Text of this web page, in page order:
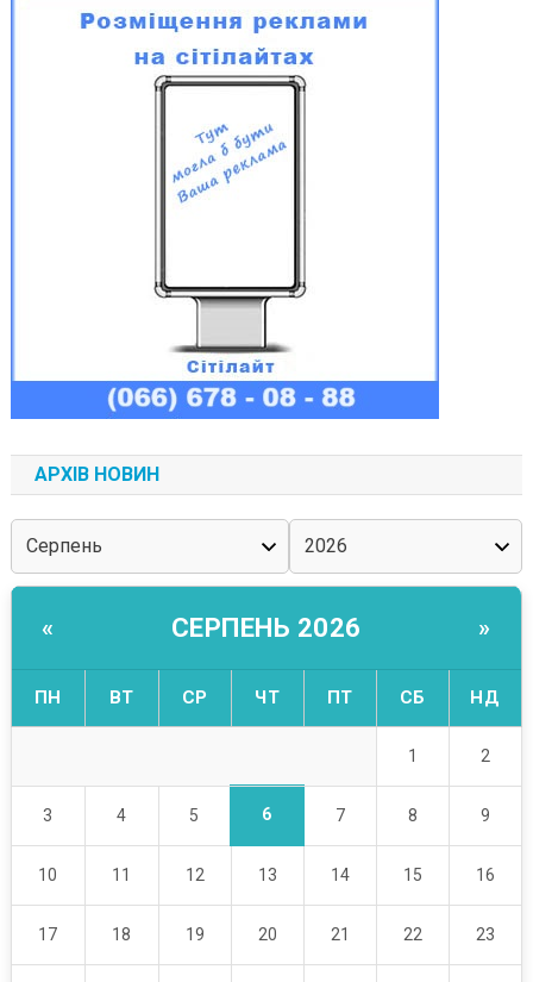
АРХІВ НОВИН
« СЕРПЕНЬ 2026 »
ПН ВТ СР ЧТ ПТ СБ НД
1 2
3 4 5 6 7 8 9
10 11 12 13 14 15 16
17 18 19 20 21 22 23